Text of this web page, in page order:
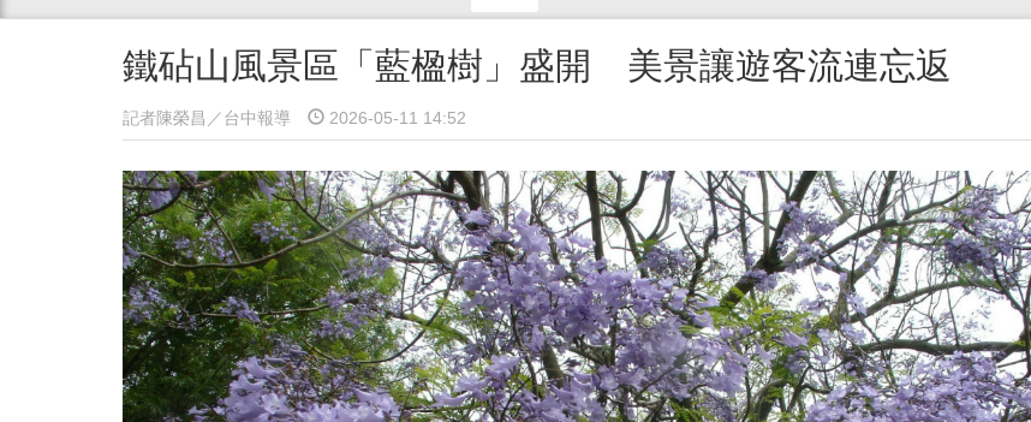
鐵砧山風景區「藍楹樹」盛開 美景讓遊客流連忘返
記者陳榮昌／台中報導 2026-05-11 14:52